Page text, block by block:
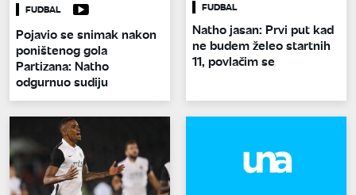
FUDBAL
Pojavio se snimak nakon
poništenog gola
Partizana: Natho
odgurnuo sudiju
FUDBAL
Natho jasan: Prvi put kad
ne budem želeo startnih
11, povlačim se